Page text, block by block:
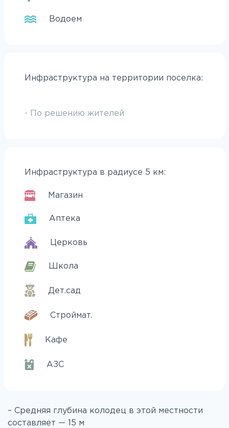
Водоем
Инфраструктура на территории поселка:
- По решению жителей
Инфраструктура в радиусе 5 км:
Магазин
Аптека
Церковь
Школа
Дет.сад
Строймат.
Кафе
АЗС
– Средняя глубина колодец в этой местности
составляет — 15 м